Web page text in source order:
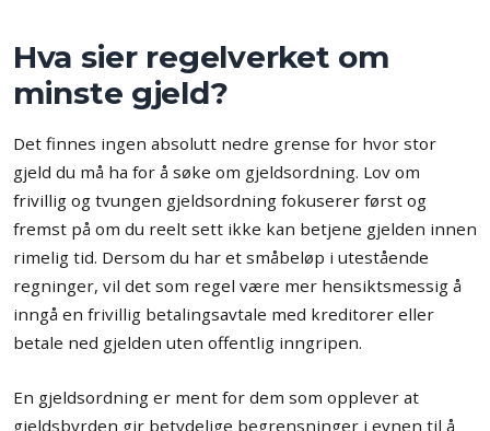
Hva sier regelverket om
minste gjeld?
Det finnes ingen absolutt nedre grense for hvor stor
gjeld du må ha for å søke om gjeldsordning. Lov om
frivillig og tvungen gjeldsordning fokuserer først og
fremst på om du reelt sett ikke kan betjene gjelden innen
rimelig tid. Dersom du har et småbeløp i utestående
regninger, vil det som regel være mer hensiktsmessig å
inngå en frivillig betalingsavtale med kreditorer eller
betale ned gjelden uten offentlig inngripen.
En gjeldsordning er ment for dem som opplever at
gjeldsbyrden gir betydelige begrensninger i evnen til å